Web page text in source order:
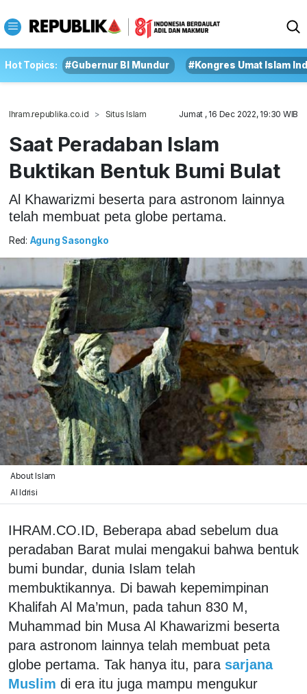
Hot Topics: #Gubernur BI Mundur #Kongres Umat Islam
Ihram.republika.co.id Situs Islam Jumat , 16 Dec 2022, 19:30 WIB
Saat Peradaban Islam
Buktikan Bentuk Bumi Bulat
Al Khawarizmi beserta para astronom lainnya
telah membuat peta globe pertama.
Red: Agung Sasongko
About Islam
Al Idrisi
IHRAM.CO.ID, Beberapa abad sebelum dua
peradaban Barat mulai mengakui bahwa bentuk
bumi bundar, dunia Islam telah
membuktikannya. Di bawah kepemimpinan
Khalifah Al Ma’mun, pada tahun 830 M,
Muhammad bin Musa Al Khawarizmi beserta
para astronom lainnya telah membuat peta
globe pertama. Tak hanya itu, para sarjana
Muslim di era itu juga mampu mengukur